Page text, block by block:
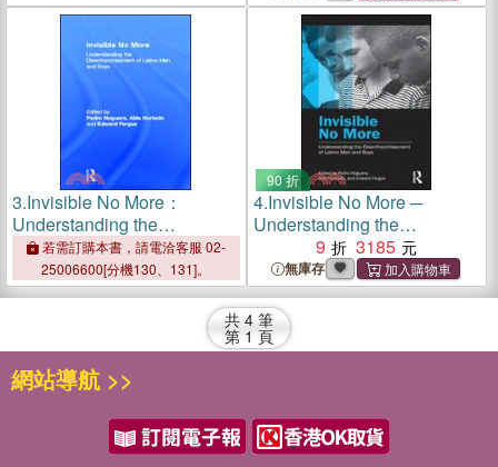
3.Invisible No More：
Understanding the
Disenfranchisement of
Latino Men and Boys
若需訂購本書，請電洽客服 02-
25006600[分機130、131]。
90 折
4.Invisible No More ─
Understanding the
Disenfranchisement of
Latino Men and Boys
9 3185
無庫存
共 4 筆
第 1 頁
網站導航 >>